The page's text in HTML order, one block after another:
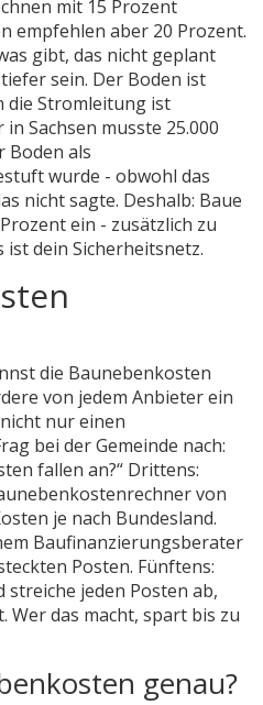
mit 15 Prozent
empfehlen aber 20 Prozent.
gibt, das nicht geplant
sein. Der Boden ist
die Stromleitung ist
Sachsen musste 25.000
Boden als
wurde - obwohl das
nicht sagte. Deshalb: Baue
ein - zusätzlich zu
ist dein Sicherheitsnetz.
die Baunebenkosten
von jedem Anbieter ein
nur einen
bei der Gemeinde nach:
fallen an?“ Drittens:
von
je nach Bundesland.
Baufinanzierungsberater
Posten. Fünftens:
streiche jeden Posten ab,
Wer das macht, spart bis zu
genau?